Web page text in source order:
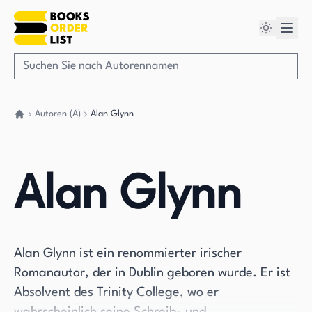
Autoren (A) Alan Glynn
Alan Glynn
Alan Glynn ist ein renommierter irischer
Romanautor, der in Dublin geboren wurde. Er ist
Absolvent des Trinity College, wo er